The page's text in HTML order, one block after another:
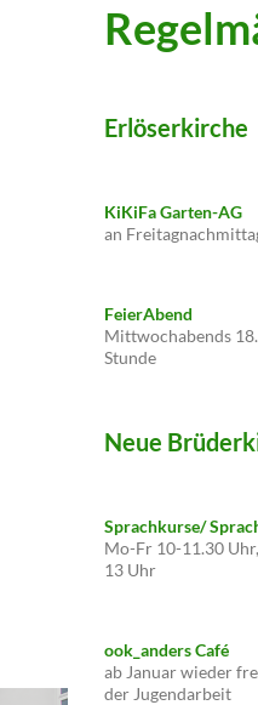
Erlöserkirche
KiKiFa Garten-AG
an
FeierAbend
Mittwochabends
Stunde
Neue
Sprachkurse/
Mo-Fr 10-11.30
13 Uhr
ook_anders Café
ab Januar wieder
der Jugendarbeit